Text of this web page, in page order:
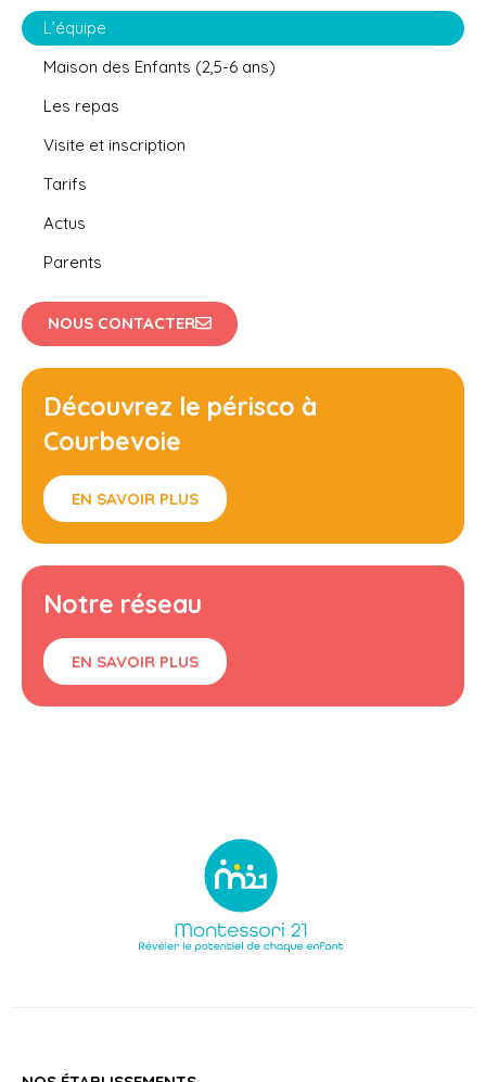
L’équipe
Maison des Enfants (2,5-6 ans)
Les repas
Visite et inscription
Tarifs
Actus
Parents
NOUS CONTACTER
Découvrez le périsco à
Courbevoie
EN SAVOIR PLUS
Notre réseau
EN SAVOIR PLUS